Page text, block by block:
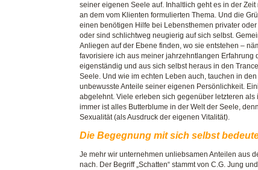
seiner eigenen Seele auf. Inhaltlich geht es in der
an dem vom Klienten formulierten Thema. Und die
einen benötigen Hilfe bei Lebensthemen privater
oder sind schlichtweg neugierig auf sich selbst.
Anliegen auf der Ebene finden, wo sie entstehen –
favorisiere ich aus meiner jahrzehntlangen Erfahrung
eigenständig und aus sich selbst heraus in den
Seele. Und wie im echten Leben auch, tauchen in
unbewusste Anteile seiner eigenen Persönlichkeit.
abgelehnt. Viele erleben sich gegenüber letzteren
immer ist alles Butterblume in der Welt der Seele,
Sexualität (als Ausdruck der eigenen Vitalität).
Die Begegnung mit sich selbst
Je mehr wir unternehmen unliebsamen Anteilen aus
nach. Der Begriff „Schatten“ stammt von C.G. Jung